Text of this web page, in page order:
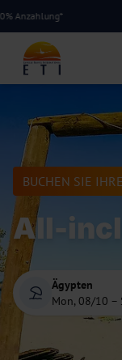
BUCHEN SIE
All-
Ägypten
Mon, 08/10 –